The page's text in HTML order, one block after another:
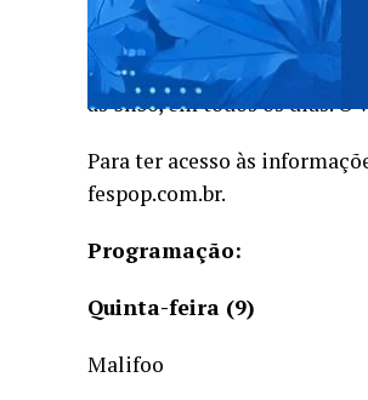
Durante os dias de evento,
Urbano, em Foz do Iguaçu,
às 5h30, em todos os dias. O
Para ter acesso às
fespop.com.br.
Programação:
Quinta-feira (9)
Malifoo